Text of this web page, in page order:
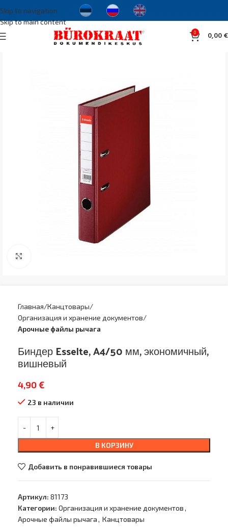
Skip to navigation
Skip to main content
0 0,00€
Главная Канцтовары
Организация и хранение документов
Арочные файлы рычага
Биндер Esselte, A4/50 мм, экономичный,
вишневый
4,90€
23 в наличии
В КОРЗИНУ
Добавить в понравившиеся товары
Артикул: 81173
Категории: Организация и хранение документов,
Арочные файлы рычага, Канцтовары